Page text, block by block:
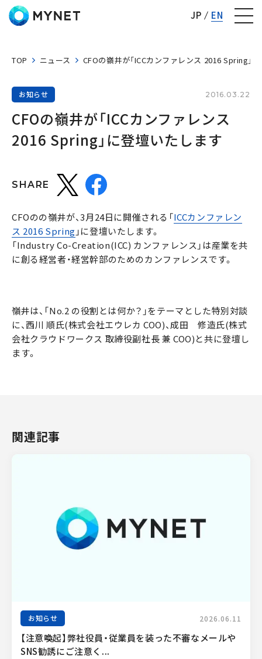
JP EN
TOP ニュース CFOの嶺井が「ICCカンファレンス 2016 Spring」
お知らせ 2016.03.22
CFOの嶺井が「ICCカンファレンス
2016 Spring」に登壇いたします
SHARE
CFOのの嶺井が、3月24日に開催される「ICCカンファレン
ス 2016 Spring 」に登壇いたします。
「Industry Co-Creation(ICC) カンファレンス」は産業を共
に創る経営者・経営幹部のためのカンファレンスです。
嶺井は、「No.2 の役割とは何か？」をテーマとした特別対談
に、西川 順氏(株式会社エウレカ COO)、成田 修造氏(株式
会社クラウドワークス 取締役副社長 兼 COO)と共に登壇し
ます。
関連記事
お知らせ 2026.06.11
【注意喚起】弊社役員・従業員を装った不審なメールや
SNS勧誘にご注意く...